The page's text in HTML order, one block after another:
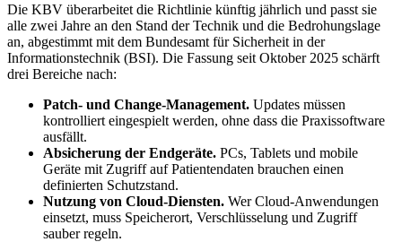
Die KBV überarbeitet die Richtlinie künftig jährlich und passt sie
alle zwei Jahre an den Stand der Technik und die Bedrohungslage
an, abgestimmt mit dem Bundesamt für Sicherheit in der
Informationstechnik (BSI). Die Fassung seit Oktober 2025 schärft
drei Bereiche nach:
Patch- und Change-Management. Updates müssen
kontrolliert eingespielt werden, ohne dass die Praxissoftware
ausfällt.
Absicherung der Endgeräte. PCs, Tablets und mobile
Geräte mit Zugriff auf Patientendaten brauchen einen
definierten Schutzstand.
Nutzung von Cloud-Diensten. Wer Cloud-Anwendungen
einsetzt, muss Speicherort, Verschlüsselung und Zugriff
sauber regeln.